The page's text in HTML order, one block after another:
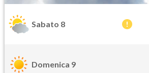
Sabato 8
Domenica 9